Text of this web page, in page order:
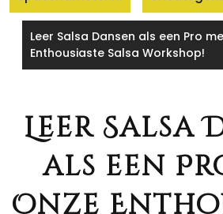
Leer Salsa Dansen als een Pro
Enthousiaste Salsa Workshop!
Leer Salsa
als een
Onze